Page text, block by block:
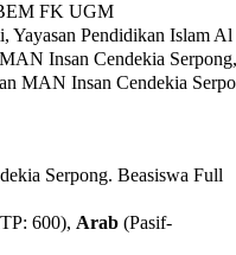
FK UGM
Yayasan Pendidikan Islam
Insan Cendekia Serpong,
MAN Insan Cendekia
Serpong. Beasiswa Full
600), Arab (Pasif-